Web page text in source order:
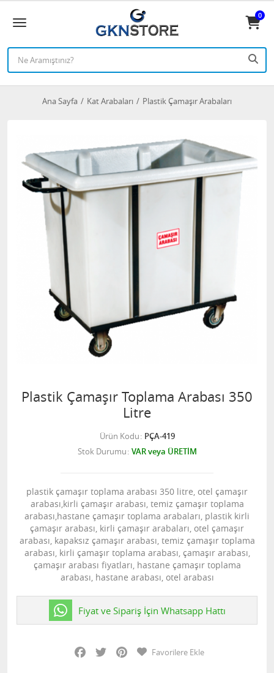
0
Ana Sayfa Kat Arabaları Plastik Çamaşır Arabaları
Plastik Çamaşır Toplama Arabası 350
Litre
Ürün Kodu PÇA-419
Stok Durumu VAR veya ÜRETİM
plastik çamaşır toplama arabası 350 litre, otel çamaşır
arabası,kirli çamaşır arabası, temiz çamaşır toplama
arabası,hastane çamaşır toplama arabaları, plastik kirli
çamaşır arabası, kirli çamaşır arabaları, otel çamaşır
arabası, kapaksız çamaşır arabası, temiz çamaşır toplama
arabası, kirli çamaşır toplama arabası, çamaşır arabası,
çamaşır arabası fiyatları, hastane çamaşır toplama
arabası, hastane arabası, otel arabası
Fiyat ve Sipariş İçin Whatsapp Hattı
Facebook
Twitter PinterestFavorilere Ekle